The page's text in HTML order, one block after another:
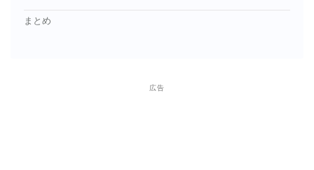
まとめ
広告